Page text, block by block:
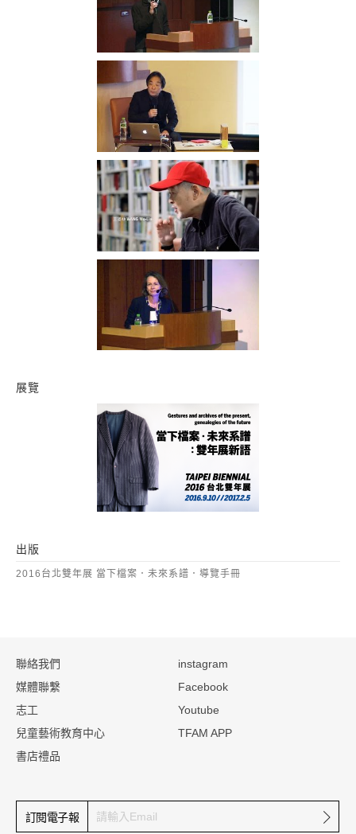
展覽
出版
2016台北雙年展 當下檔案．未來系譜．導覽手冊
聯絡我們
媒體聯繫
志工
兒童藝術教育中心
書店禮品
instagram
Facebook
Youtube
TFAM APP
訂閱電子報 確定